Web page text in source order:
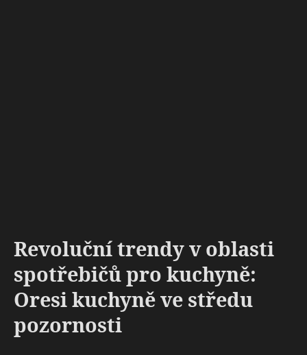
Revoluční trendy v oblasti
spotřebičů pro kuchyně:
Oresi kuchyně ve středu
pozornosti